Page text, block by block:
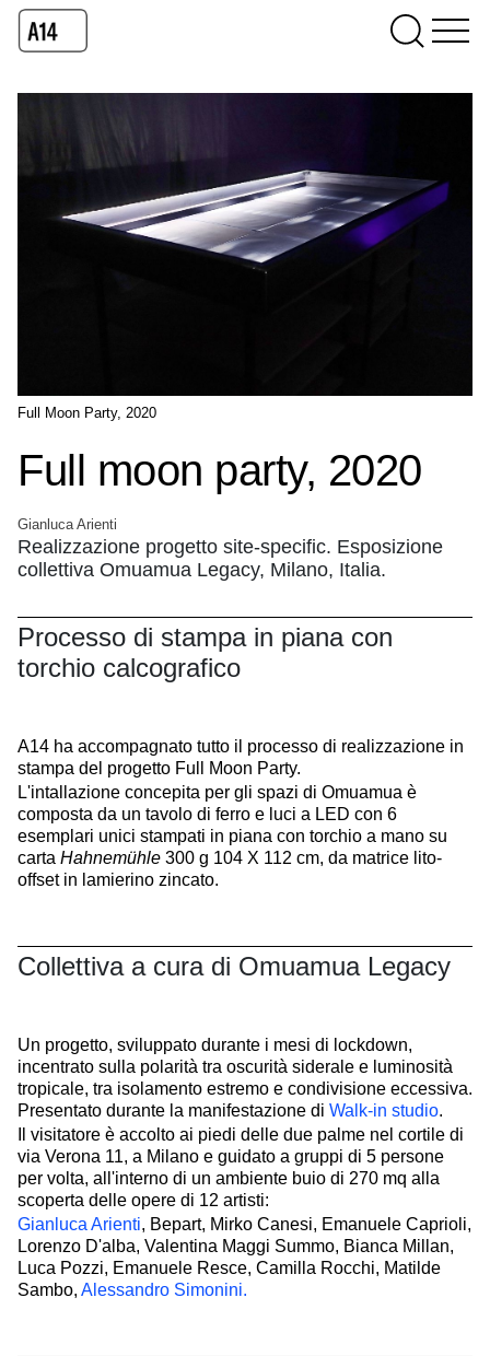
Full Moon Party, 2020
Full moon party, 2020
Gianluca Arienti
Realizzazione progetto site-specific. Esposizione
collettiva Omuamua Legacy, Milano, Italia.
Processo di stampa in piana con
torchio calcografico
A14 ha accompagnato tutto il processo di realizzazione in
stampa del progetto Full Moon Party.
L'intallazione concepita per gli spazi di Omuamua è
composta da un tavolo di ferro e luci a LED con 6
esemplari unici stampati in piana con torchio a mano su
carta Hahnemühle 300 g 104 X 112 cm, da matrice lito-
offset in lamierino zincato.
Collettiva a cura di Omuamua Legacy
Un progetto, sviluppato durante i mesi di lockdown,
incentrato sulla polarità tra oscurità siderale e luminosità
tropicale, tra isolamento estremo e condivisione eccessiva.
Presentato durante la manifestazione di Walk-in studio.
Il visitatore è accolto ai piedi delle due palme nel cortile di
via Verona 11, a Milano e guidato a gruppi di 5 persone
per volta, all'interno di un ambiente buio di 270 mq alla
scoperta delle opere di 12 artisti:
Gianluca Arienti, Bepart, Mirko Canesi, Emanuele Caprioli,
Lorenzo D'alba, Valentina Maggi Summo, Bianca Millan,
Luca Pozzi, Emanuele Resce, Camilla Rocchi, Matilde
Sambo, Alessandro Simonini.